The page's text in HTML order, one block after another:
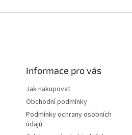
Informace pro vás
Jak nakupovat
Obchodní podmínky
Podmínky ochrany osobních
údajů